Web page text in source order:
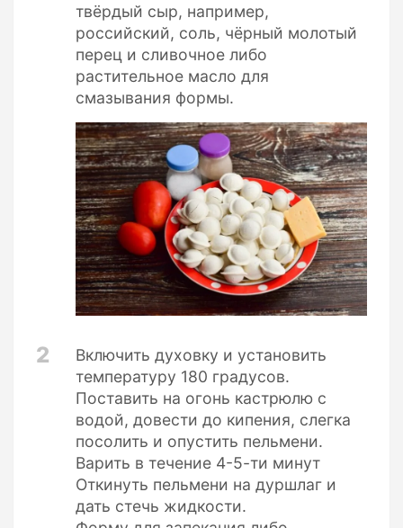
твёрдый сыр, например,
российский, соль, чёрный молотый
перец и сливочное либо
растительное масло для
смазывания формы.
2
Включить духовку и установить
температуру 180 градусов.
Поставить на огонь кастрюлю с
водой, довести до кипения, слегка
посолить и опустить пельмени.
Варить в течение 4-5-ти минут
Откинуть пельмени на дуршлаг и
дать стечь жидкости.